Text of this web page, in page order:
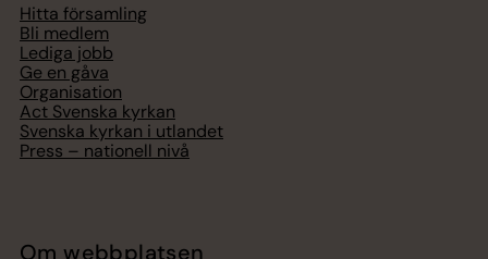
Hitta församling
Bli medlem
Lediga jobb
Ge en gåva
Organisation
Act Svenska kyrkan
Svenska kyrkan i utlandet
Press – nationell nivå
Om webbplatsen